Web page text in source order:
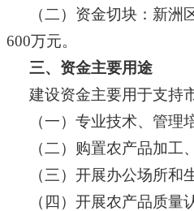
（二）资金切块：新洲
600万元。
三、资金主要用途
建设资金主要用于支持
（一）专业技术、管
（二）购置农产品加
（三）开展办公场所和
（四）开展农产品质